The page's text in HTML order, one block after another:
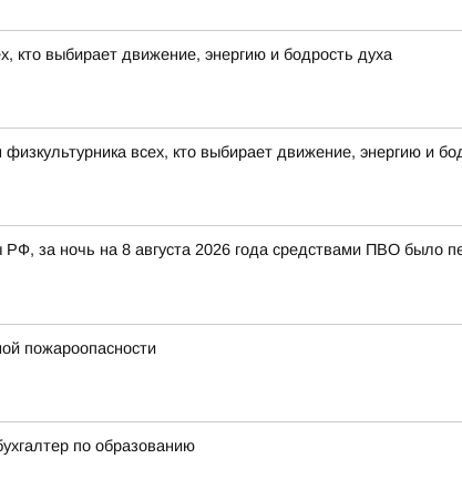
выбирает движение, энергию и бодрость духа
всех, кто выбирает движение, энергию и
за ночь на 8 августа 2026 года средствами ПВО было
пожароопасности
по образованию